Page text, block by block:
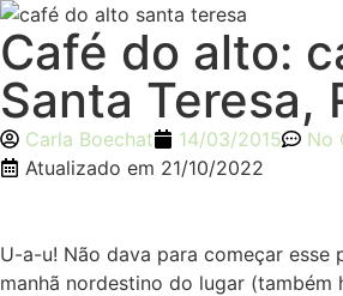
Café do alto:
Santa Teresa,
Carla Boechat 14/03/2015
No
Atualizado em 21/10/2022
U-a-u! Não dava para começar
manhã nordestino do lugar